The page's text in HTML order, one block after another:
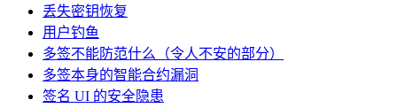
丢失密钥恢复
用户钓鱼
多签不能防范什么（令人不安的部分）
多签本身的智能合约漏洞
签名 UI 的安全隐患